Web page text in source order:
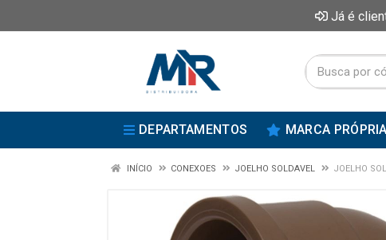
Já é
DEPARTAMENTOS MARCA PRÓPRIA
INÍCIO CONEXOES JOELHO SOLDAVEL JOELHO